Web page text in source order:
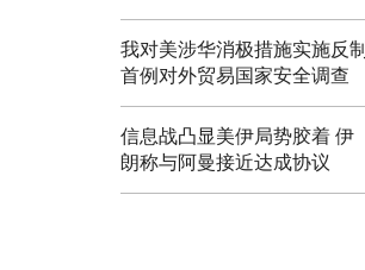
我对美涉华消极措施实施反制
首例对外贸易国家安全调查
信息战凸显美伊局势胶着 伊
朗称与阿曼接近达成协议